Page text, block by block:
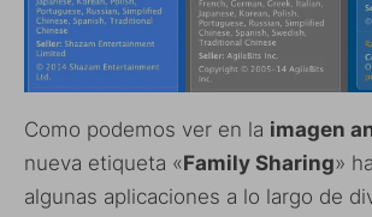
Como podemos ver en la imagen
nueva etiqueta «Family Sharing»
algunas aplicaciones a lo largo de